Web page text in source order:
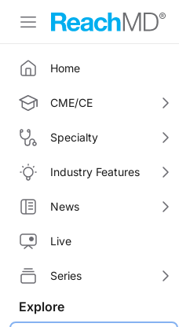
Home
CME/CE
Specialty
Industry Features
News
Live
Series
Explore